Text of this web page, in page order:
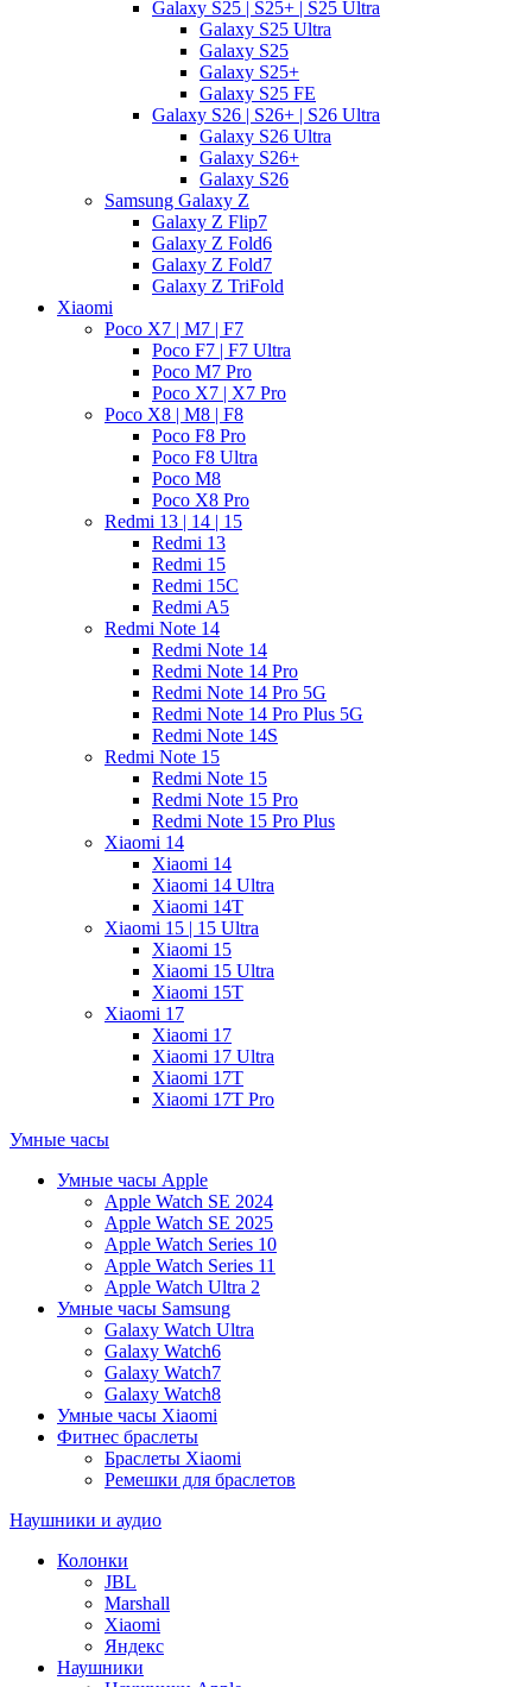
Galaxy S25 | S25+ | S25 Ultra
Galaxy S25 Ultra
Galaxy S25
Galaxy S25+
Galaxy S25 FE
Galaxy S26 | S26+ | S26 Ultra
Galaxy S26 Ultra
Galaxy S26+
Galaxy S26
Samsung Galaxy Z
Galaxy Z Flip7
Galaxy Z Fold6
Galaxy Z Fold7
Galaxy Z TriFold
Xiaomi
Poco X7 | M7 | F7
Poco F7 | F7 Ultra
Poco M7 Pro
Poco X7 | X7 Pro
Poco X8 | M8 | F8
Poco F8 Pro
Poco F8 Ultra
Poco M8
Poco X8 Pro
Redmi 13 | 14 | 15
Redmi 13
Redmi 15
Redmi 15C
Redmi A5
Redmi Note 14
Redmi Note 14
Redmi Note 14 Pro
Redmi Note 14 Pro 5G
Redmi Note 14 Pro Plus 5G
Redmi Note 14S
Redmi Note 15
Redmi Note 15
Redmi Note 15 Pro
Redmi Note 15 Pro Plus
Xiaomi 14
Xiaomi 14
Xiaomi 14 Ultra
Xiaomi 14T
Xiaomi 15 | 15 Ultra
Xiaomi 15
Xiaomi 15 Ultra
Xiaomi 15T
Xiaomi 17
Xiaomi 17
Xiaomi 17 Ultra
Xiaomi 17T
Xiaomi 17T Pro
Умные часы
Умные часы Apple
Apple Watch SE 2024
Apple Watch SE 2025
Apple Watch Series 10
Apple Watch Series 11
Apple Watch Ultra 2
Умные часы Samsung
Galaxy Watch Ultra
Galaxy Watch6
Galaxy Watch7
Galaxy Watch8
Умные часы Xiaomi
Фитнес браслеты
Браслеты Xiaomi
Ремешки для браслетов
Наушники и аудио
Колонки
JBL
Marshall
Xiaomi
Яндекс
Наушники